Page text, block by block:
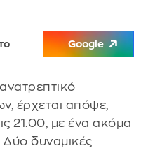
Google
έρχεται απόψε,
21.00, με ένα ακόμα
Δύο δυναμικές